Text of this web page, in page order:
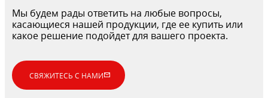
Мы будем рады ответить на любые вопросы,
касающиеся нашей продукции, где ее купить или
какое решение подойдет для вашего проекта.
СВЯЖИТЕСЬ С НАМИ